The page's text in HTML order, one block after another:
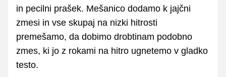
in pecilni prašek. Mešanico dodamo k jajčni
zmesi in vse skupaj na nizki hitrosti
premešamo, da dobimo drobtinam podobno
zmes, ki jo z rokami na hitro ugnetemo v gladko
testo.